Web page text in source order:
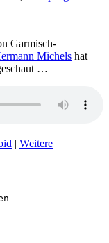
Garmisch-
Michels hat
…
| Weitere